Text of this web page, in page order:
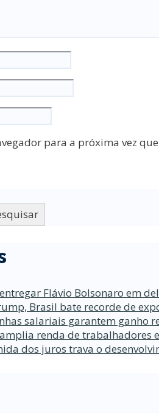
para a próxima vez
Flávio Bolsonaro em
Brasil bate recorde de
salariais garantem ganho
amplia renda de trabalhadores
dos juros trava o